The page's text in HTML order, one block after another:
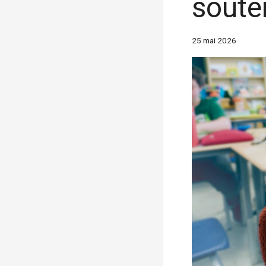
25 mai 2026